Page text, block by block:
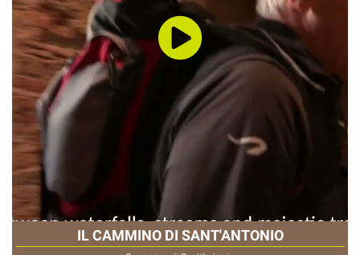
IL CAMMINO DI SANT'ANTONIO